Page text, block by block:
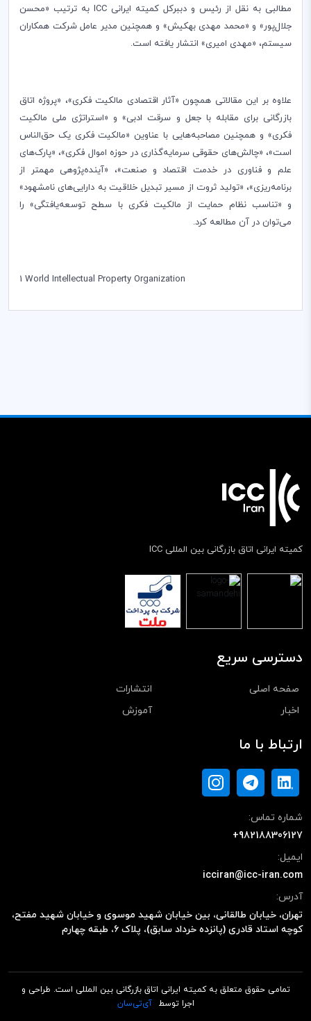
مطالبی به نقل از رئیس و دبیرکل کمیته ایرانیICC به ترتیب «محسن
جلال‌پور» و «محمد مهدی بهکیش» و همچنین مدیر عامل شرکت همکاران
سیستم، «مهدی امیری» انتشار یافته است.
علاوه بر این مقالاتی همچون «آثار اقتصادی مالکیت فکری»، «پروژه اتاق
بازرگانی برای مقابله با جعل و سرقت ادبی» و «استراتژی‌ ملی مالکیت
فکری» و همچنین مصاحبه‌هایی با عناوین «مالکیت فکری یک حق‌الناس
است»، «چالش‌های حقوقی سرمایه‌گذاری در حوزه اموال فکری»، «پارک‌های
علم و فناوری در خدمت اقتصاد و صنعت»، «آینده‌پژوهی مهمتر از
برنامه‌ریزی»، «تولید ثروت از مسیر تبدیل خلاقیت به دارایی‌های نامشهود»
و «تناسب نظام حمایت از مالکیت فکری با سطح توسعه‌یافتگی» را
می‌توان در آن مطالعه کرد.
1 World Intellectual Property Organization
کمیته ایرانی اتاق بازرگانی بین المللی ICC
دسترسی سریع
صفحه اصلی
انتشارات
اخبار
آموزش
ارتباط با ما
شماره تماس:
+982188306127
ایمیل:
icciran@icc-iran.com
آدرس:
تهران، خیابان طالقانی، بین خیابان شهید موسوی و خیابان شهید مفتح،
کوچه استاد قادری (پانزده خرداد سابق)، پلاک ۶، طبقه چهارم
تمامی حقوق متعلق به کمیته ایرانی اتاق بازرگانی بین المللی است. طراحی و
اجرا توسط
آی‌تی‌سان